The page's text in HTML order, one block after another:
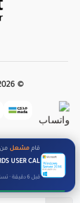
© 2026 جميع الحقوق محفوظة | CrezyKey
قام مشعل من
USER CAL
قبل 6 دقيقة · تسليم رقمي فوري